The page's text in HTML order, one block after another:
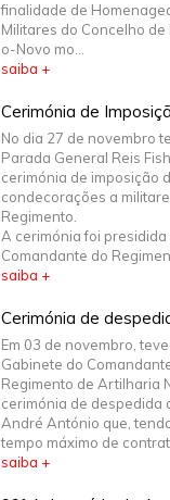
finalidade de
Militares do Concelho
o-Novo mo...
saiba +
Cerimónia de
No dia 27 de novembro
Parada General Reis
cerimónia de imposição
condecorações a
Regimento.
A cerimónia foi presidida
Comandante do
saiba +
Cerimónia de
Em 03 de novembro,
Gabinete do
Regimento de Artilharia
cerimónia de despedida
André António que,
tempo máximo de
saiba +